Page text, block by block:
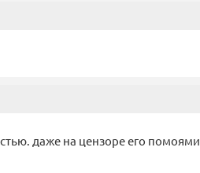
даже на цензоре его помоями